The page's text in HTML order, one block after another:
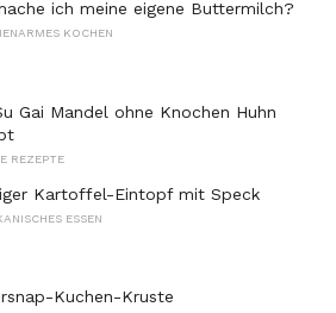
ich meine eigene Buttermilch?
KOCHEN
Gai Mandel ohne Knochen Huhn
REZEPTE
Kartoffel-Eintopf mit Speck
ESSEN
Kuchen-Kruste